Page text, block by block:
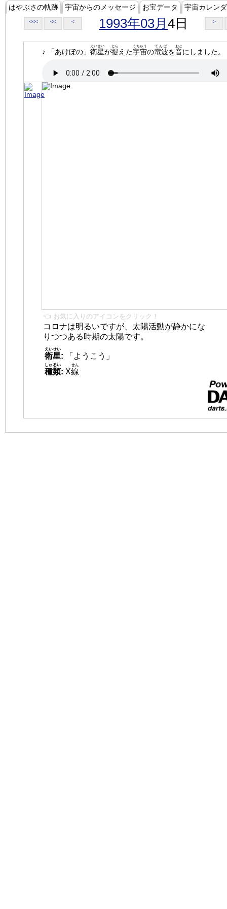
はやぶさの軌跡 宇宙からのメッセージ お宝データ 宇宙カレン
<<< << < 1993年03月 4日 >
♪ 「あけぼの」 衛星
えいせい
が捉
とら
えた宇宙
うちゅう
の電波
でんぱ
を音
おと
にしました。
👈 お気に入りのアイコンをクリック！
コロナは明るいですが、太陽活動が静かにな
りつつある時期の太陽です。
衛星
えいせい
:
「ようこう」
種類
しゅるい
: X線
せん